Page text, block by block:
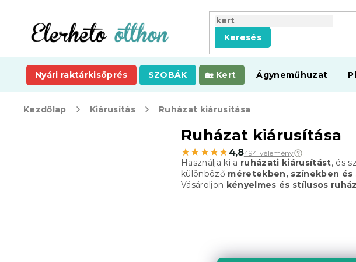
tartalomhoz
Keresés
Nyári raktárkisöprés SZOBÁK Kert Ágyneműhuzat
Kezdőlap Kiárusítás Ruházat kiárusítása
Ruházat kiárusítása
★★★★★
★★★★★ 4,8494 vélemény
Használja ki a ruházati kiárusítást, és
különböző méretekben, színekben és
Vásároljon kényelmes és stílusos